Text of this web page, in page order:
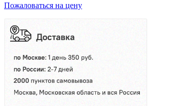
Пожаловаться на цену